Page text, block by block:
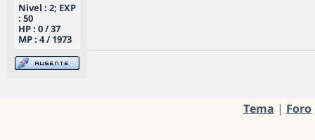
Nivel : 2; EXP
: 50
HP : 0 / 37
MP : 4 / 1973
Tema | Foro